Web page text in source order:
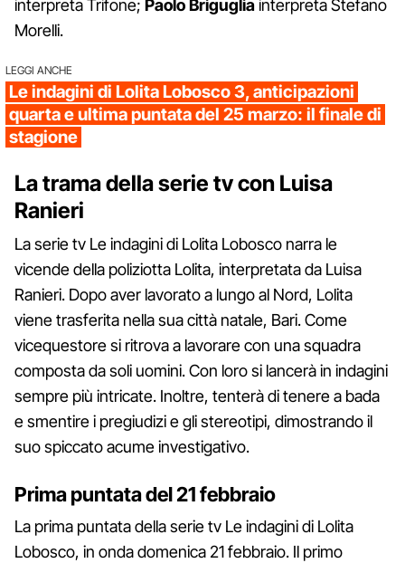
interpreta Trifone; Paolo Brigugliainterpreta Stefano
Morelli.
LEGGI ANCHE
Le indagini di Lolita Lobosco 3, anticipazioni
quarta e ultima puntata del 25 marzo: il finale di
stagione
La trama della serie tv con Luisa
Ranieri
La serie tv Le indagini di Lolita Lobosco narra le
vicende della poliziotta Lolita, interpretata da Luisa
Ranieri. Dopo aver lavorato a lungo al Nord, Lolita
viene trasferita nella sua città natale, Bari. Come
vicequestore si ritrova a lavorare con una squadra
composta da soli uomini. Con loro si lancerà in indagini
sempre più intricate. Inoltre, tenterà di tenere a bada
e smentire i pregiudizi e gli stereotipi, dimostrando il
suo spiccato acume investigativo.
Prima puntata del 21 febbraio
La prima puntata della serie tv Le indagini di Lolita
Lobosco, in onda domenica 21 febbraio. Il primo